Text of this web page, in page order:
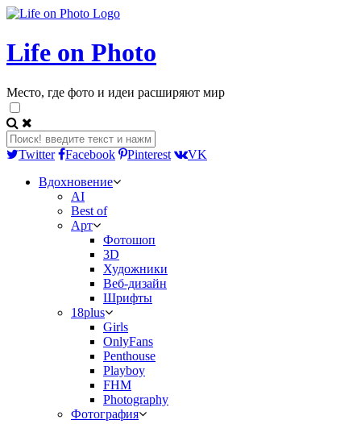
Life on Photo
Место, где фото и идеи расширяют мир
Twitter Facebook Pinterest
VK
Вдохновение
AI
Best of
Арт
Фотошоп
3D
Художники
Веб-дизайн
Шрифты
18plus
Girls
OnlyFans
Penthouse
Playboy
FHM
Photography
Фотография